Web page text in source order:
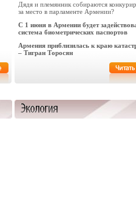
Дядя и племянник собираются
за место в парламенте Армении?
С 1 июня в Армении будет
система биометрических паспортов
Армения приблизилась к краю
– Тигран Торосян